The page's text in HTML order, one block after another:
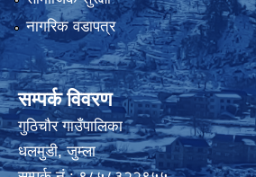
नागरिक वडापत्र
सम्पर्क विवरण
गुठिचौर गाउँपालिका
धलमुडी, जुम्ला